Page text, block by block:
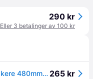
290 kr
Eller 3 betalinger av 100 kr
EINPARTS EPWBDCS2419 Vindusviskere 480mm, Flatt viskeblad 265 kr